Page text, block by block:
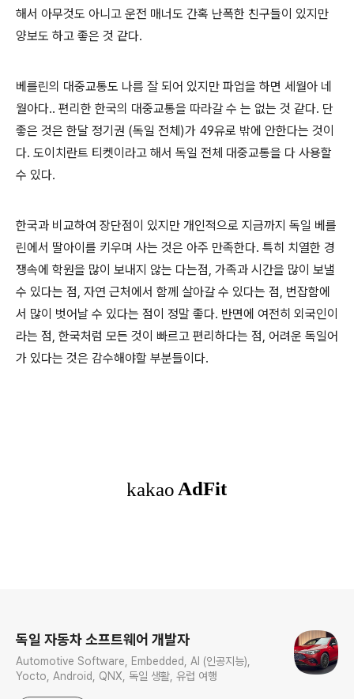
해서 아무것도 아니고 운전 매너도 간혹 난폭한 친구들이 있지만
양보도 하고 좋은 것 같다.
베를린의 대중교통도 나름 잘 되어 있지만 파업을 하면 세월아 네
월아다.. 편리한 한국의 대중교통을 따라갈 수 는 없는 것 같다. 단
좋은 것은 한달 정기권 (독일 전체)가 49유로 밖에 안한다는 것이
다. 도이치란트 티켓이라고 해서 독일 전체 대중교통을 다 사용할
수 있다.
한국과 비교하여 장단점이 있지만 개인적으로 지금까지 독일 베를
린에서 딸아이를 키우며 사는 것은 아주 만족한다. 특히 치열한 경
쟁속에 학원을 많이 보내지 않는 다는점, 가족과 시간을 많이 보낼
수 있다는 점, 자연 근처에서 함께 살아갈 수 있다는 점, 번잡함에
서 많이 벗어날 수 있다는 점이 정말 좋다. 반면에 여전히 외국인이
라는 점, 한국처럼 모든 것이 빠르고 편리하다는 점, 어려운 독일어
가 있다는 것은 감수해야할 부분들이다.
독일 자동차 소프트웨어 개발자
Automotive Software, Embedded, AI (인공지능),
Yocto, Android, QNX, 독일 생활, 유럽 여행